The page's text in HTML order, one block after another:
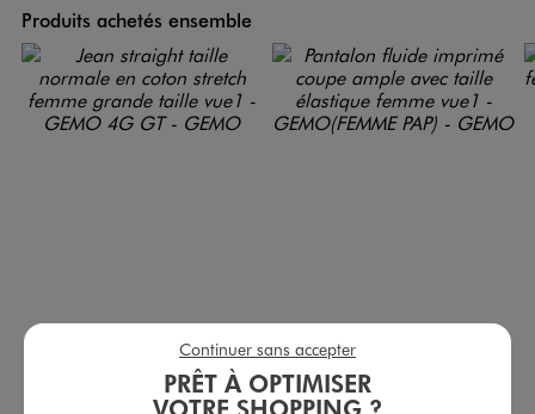
Produits achetés ensemble
Jean straight taille normale en coton stretch femme grande taille
24,99 €
Pantalon fluide imprimé coupe ample avec taille élastique femme
25,99 €
PRÊT À OPTIMISER
VOTRE SHOPPING ?
Continuer sans accepter